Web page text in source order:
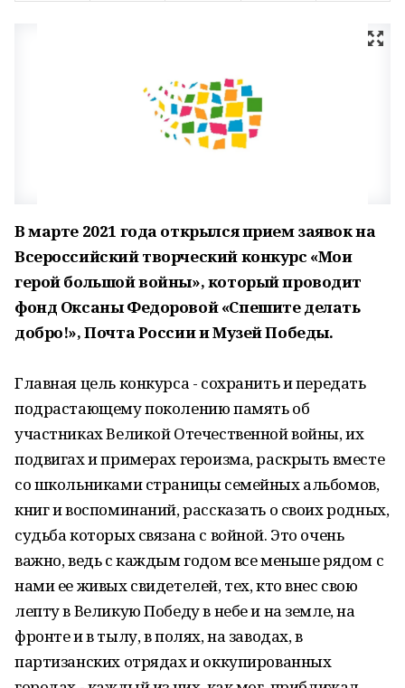
В марте 2021 года открылся прием заявок на
Всероссийский творческий конкурс «Мои
герой большой войны», который проводит
фонд Оксаны Федоровой «Спешите делать
добро!», Почта России и Музей Победы.
Главная цель конкурса - сохранить и передать
подрастающему поколению память об
участниках Великой Отечественной войны, их
подвигах и примерах героизма, раскрыть вместе
со школьниками страницы семейных альбомов,
книг и воспоминаний, рассказать о своих родных,
судьба которых связана с войной. Это очень
важно, ведь с каждым годом все меньше рядом с
нами ее живых свидетелей, тех, кто внес свою
лепту в Великую Победу в небе и на земле, на
фронте и в тылу, в полях, на заводах, в
партизанских отрядах и оккупированных